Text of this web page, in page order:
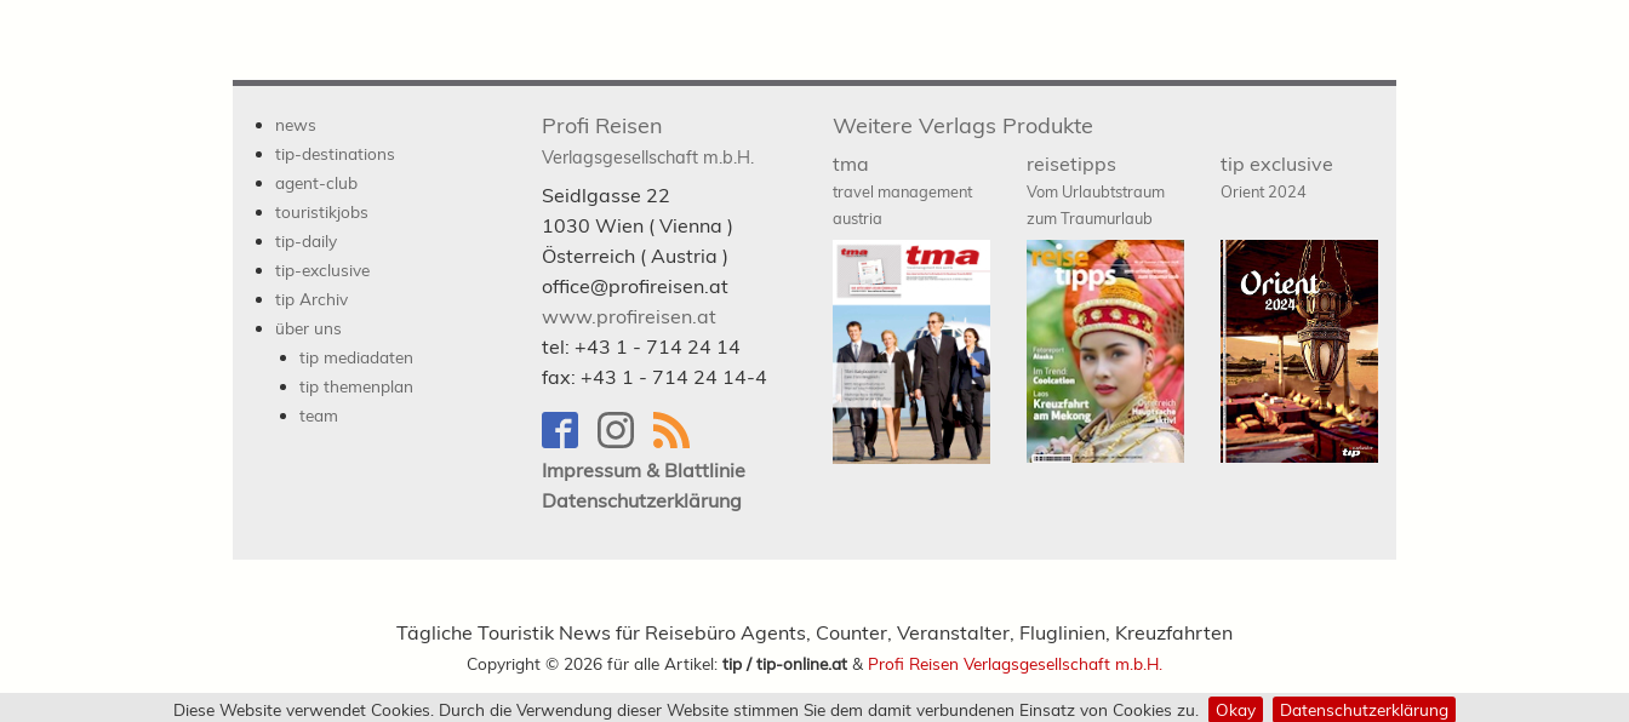
Diese Website verwendet Cookies. Durch die Verwendung dieser Website stimmen Sie dem damit verbundenen Einsatz von Cookies zu. Okay Datenschutzerklärung
news
tip-destinations
agent-club
touristikjobs
tip-daily
tip-exclusive
tip Archiv
über uns
tip mediadaten
tip themenplan
team
Profi Reisen
Verlagsgesellschaft m.b.H.
Seidlgasse 22
1030 Wien ( Vienna )
Österreich ( Austria )
office@profireisen.at
www.profireisen.at
tel: +43 1 - 714 24 14
fax: +43 1 - 714 24 14-4
Impressum & Blattlinie
Datenschutzerklärung
Weitere Verlags Produkte
tma
travel management
austria
reisetipps
Vom Urlaubtstraum
zum Traumurlaub
tip exclusive
Orient 2024
Tägliche Touristik News für Reisebüro Agents, Counter, Veranstalter, Fluglinien, Kreuzfahrten
Copyright © 2026 für alle Artikel: tip / tip-online.at & Profi Reisen Verlagsgesellschaft m.b.H.